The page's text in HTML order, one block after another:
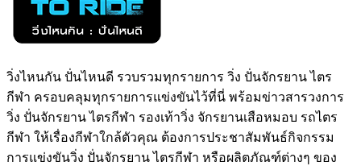
วิ่งไหนกัน ปั่นไหนดี รวบรวมทุกรายการ วิ่ง ปั่นจักรยาน ไตร
กีฬา ครอบคลุมทุกรายการแข่งขันไว้ที่นี่ พร้อมข่าวสารวงการ
วิ่ง ปั่นจักรยาน ไตรกีฬา รองเท้าวิ่ง จักรยานเสือหมอบ รถไตร
กีฬา ให้เรื่องกีฬาใกล้ตัวคุณ ต้องการประชาสัมพันธ์กิจกรรม
การแข่งขันวิ่ง ปั่นจักรยาน ไตรกีฬา หรือผลิตภัณฑ์ต่างๆ ของ